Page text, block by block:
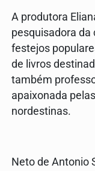
A produtora
pesquisadora da
festejos
de livros
também
apaixonada
nordestinas.
Neto de Antonio